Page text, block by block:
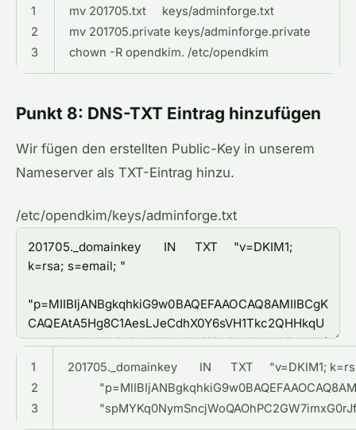
1
2
3
mv 201705.txt keys/adminforge.txt
mv 201705.private keys/adminforge.private
chown -R opendkim. /etc/opendkim
Punkt 8: DNS-TXT Eintrag hinzufügen
Wir fügen den erstellten Public-Key in unserem
Nameserver als TXT-Eintrag hinzu.
/etc/opendkim/keys/adminforge.txt
1
2
3
201705._domainkey IN TXT
"v=DKIM1;